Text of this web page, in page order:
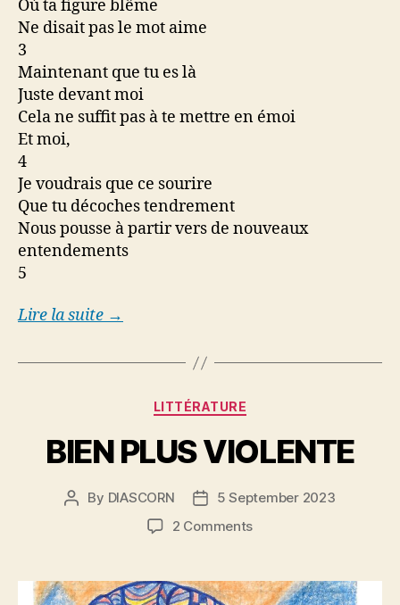
Où ta figure blême
Ne disait pas le mot aime
3
Maintenant que tu es là
Juste devant moi
Cela ne suffit pas à te mettre en émoi
Et moi,
4
Je voudrais que ce sourire
Que tu décoches tendrement
Nous pousse à partir vers de nouveaux
entendements
5
Lire la suite →
Categories
LITTÉRATURE
BIEN PLUS VIOLENTE
Post
By DIASCORN
Post5 September 2023
2 Commentson
VIOLENTE